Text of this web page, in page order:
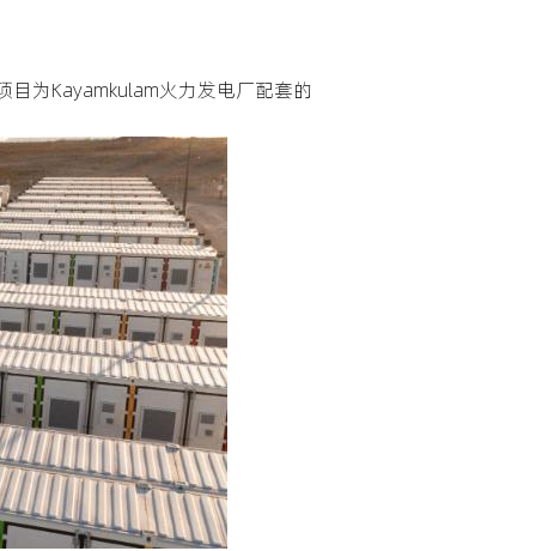
目为Kayamkulam火力发电厂配套的